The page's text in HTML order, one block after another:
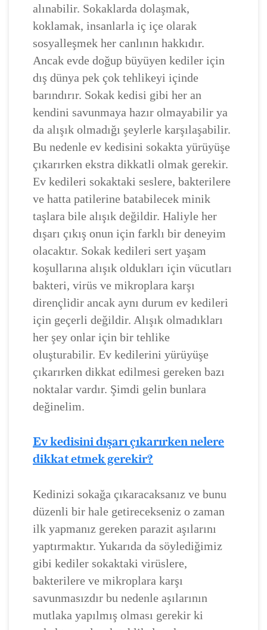
alınabilir. Sokaklarda dolaşmak,
koklamak, insanlarla iç içe olarak
sosyalleşmek her canlının hakkıdır.
Ancak evde doğup büyüyen kediler için
dış dünya pek çok tehlikeyi içinde
barındırır. Sokak kedisi gibi her an
kendini savunmaya hazır olmayabilir ya
da alışık olmadığı şeylerle karşılaşabilir.
Bu nedenle ev kedisini sokakta yürüyüşe
çıkarırken ekstra dikkatli olmak gerekir.
Ev kedileri sokaktaki seslere, bakterilere
ve hatta patilerine batabilecek minik
taşlara bile alışık değildir. Haliyle her
dışarı çıkış onun için farklı bir deneyim
olacaktır. Sokak kedileri sert yaşam
koşullarına alışık oldukları için vücutları
bakteri, virüs ve mikroplara karşı
dirençlidir ancak aynı durum ev kedileri
için geçerli değildir. Alışık olmadıkları
her şey onlar için bir tehlike
oluşturabilir. Ev kedilerini yürüyüşe
çıkarırken dikkat edilmesi gereken bazı
noktalar vardır. Şimdi gelin bunlara
değinelim.
Ev kedisini dışarı çıkarırken nelere
dikkat etmek gerekir?
Kedinizi sokağa çıkaracaksanız ve bunu
düzenli bir hale getirecekseniz o zaman
ilk yapmanız gereken parazit aşılarını
yaptırmaktır. Yukarıda da söylediğimiz
gibi kediler sokaktaki virüslere,
bakterilere ve mikroplara karşı
savunmasızdır bu nedenle aşılarının
mutlaka yapılmış olması gerekir ki